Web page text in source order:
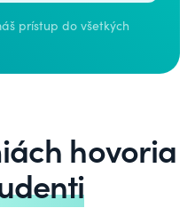
prístup do všetkých
hovoria